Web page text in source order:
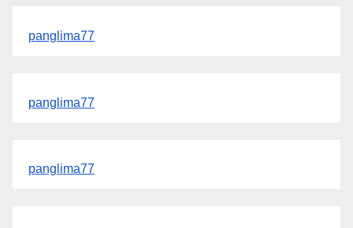
panglima77
panglima77
panglima77